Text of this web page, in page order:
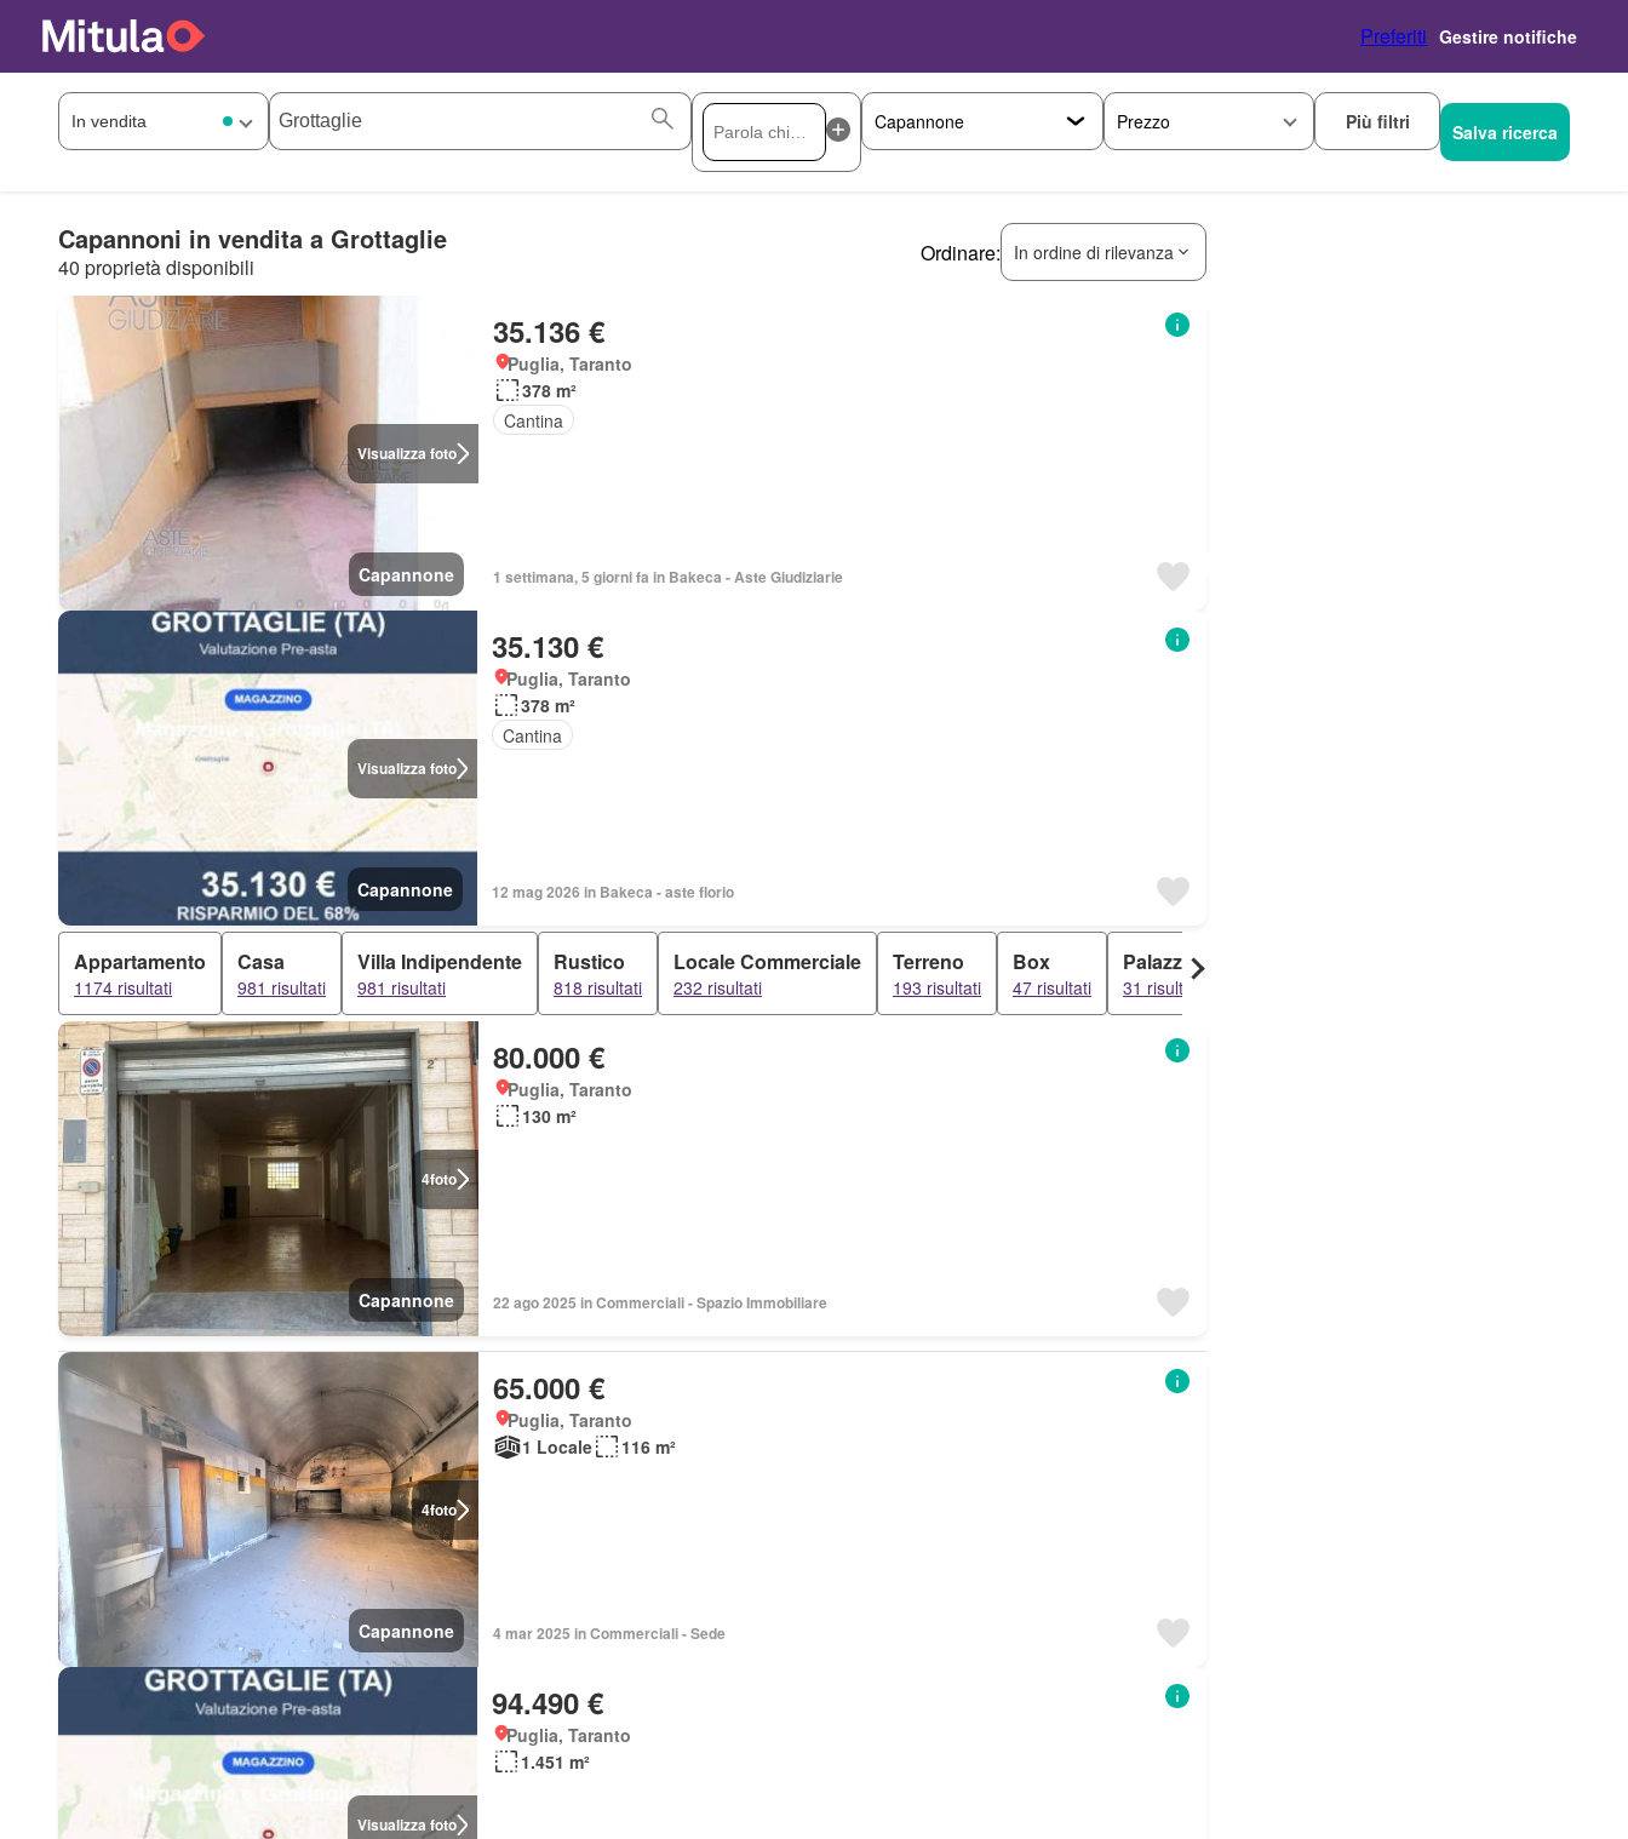
Preferiti Gestire notifiche
Prezzo Più filtri Salva ricerca
Capannoni in vendita a Grottaglie
40 proprietà disponibili
Ordinare: In ordine di rilevanza
Visualizza foto
Capannone
35.136 €
Puglia, Taranto
378 m²
Cantina
1 settimana, 5 giorni fa in Bakeca - Aste Giudiziarie
Visualizza foto
Capannone
35.130 €
Puglia, Taranto
378 m²
Cantina
12 mag 2026 in Bakeca - aste florio
Appartamento
1174 risultati
Casa
981 risultati
Villa Indipendente
981 risultati
Rustico
818 risultati
Locale Commerciale
232 risultati
Terreno
193 risultati
Box
47 risultati
Palazzo
31 risultati
4foto
Capannone
80.000 €
Puglia, Taranto
130 m²
22 ago 2025 in Commerciali - Spazio Immobiliare
4foto
Capannone
65.000 €
Puglia, Taranto
1 Locale
116 m²
4 mar 2025 in Commerciali - Sede
Visualizza foto
94.490 €
Puglia, Taranto
1.451 m²